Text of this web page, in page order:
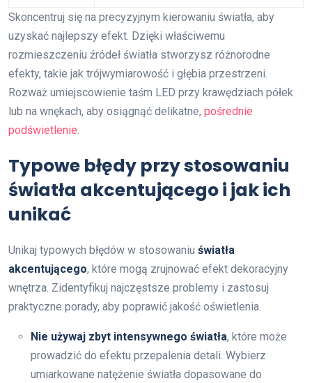
Skoncentruj się na precyzyjnym kierowaniu światła, aby
uzyskać najlepszy efekt. Dzięki właściwemu
rozmieszczeniu źródeł światła stworzysz różnorodne
efekty, takie jak trójwymiarowość i głębia przestrzeni.
Rozważ umiejscowienie taśm LED przy krawędziach półek
lub na wnękach, aby osiągnąć delikatne, pośrednie
podświetlenie.
Typowe błędy przy stosowaniu
światła akcentującego i jak ich
unikać
Unikaj typowych błędów w stosowaniu światła
akcentującego, które mogą zrujnować efekt dekoracyjny
wnętrza. Zidentyfikuj najczęstsze problemy i zastosuj
praktyczne porady, aby poprawić jakość oświetlenia.
Nie używaj zbyt intensywnego światła, które może
prowadzić do efektu przepalenia detali. Wybierz
umiarkowane natężenie światła dopasowane do